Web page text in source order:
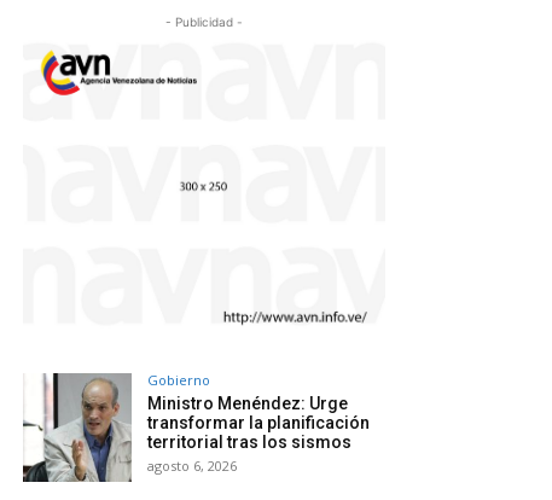
- Publicidad -
Gobierno
Ministro Menéndez: Urge
transformar la planificación
territorial tras los sismos
agosto 6, 2026